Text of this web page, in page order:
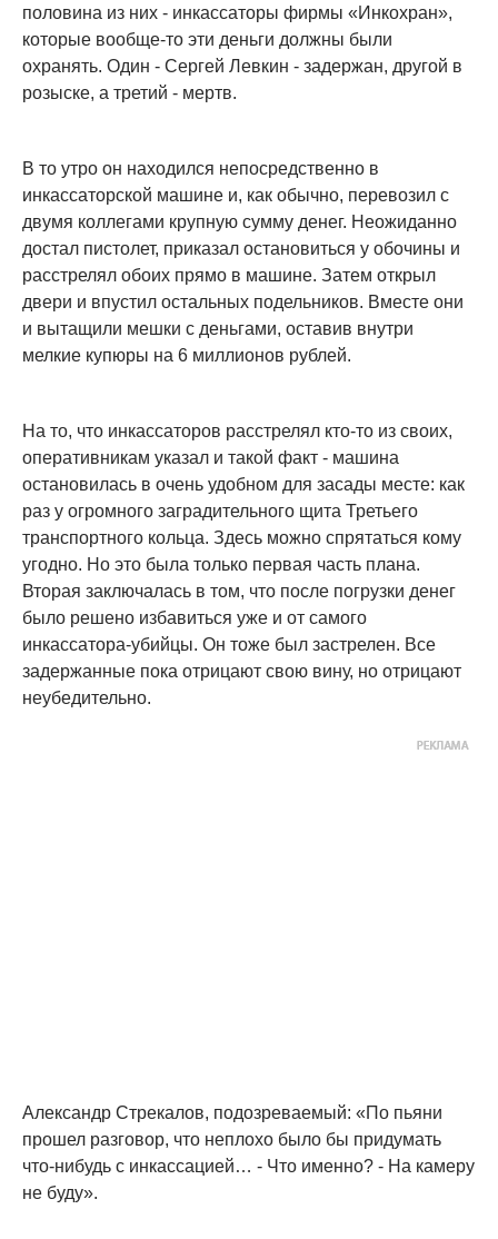
половина из них - инкассаторы фирмы «Инкохран»,
которые вообще-то эти деньги должны были
охранять. Один - Сергей Левкин - задержан, другой в
розыске, а третий - мертв.
В то утро он находился непосредственно в
инкассаторской машине и, как обычно, перевозил с
двумя коллегами крупную сумму денег. Неожиданно
достал пистолет, приказал остановиться у обочины и
расстрелял обоих прямо в машине. Затем открыл
двери и впустил остальных подельников. Вместе они
и вытащили мешки с деньгами, оставив внутри
мелкие купюры на 6 миллионов рублей.
На то, что инкассаторов расстрелял кто-то из своих,
оперативникам указал и такой факт - машина
остановилась в очень удобном для засады месте: как
раз у огромного заградительного щита Третьего
транспортного кольца. Здесь можно спрятаться кому
угодно. Но это была только первая часть плана.
Вторая заключалась в том, что после погрузки денег
было решено избавиться уже и от самого
инкассатора-убийцы. Он тоже был застрелен. Все
задержанные пока отрицают свою вину, но отрицают
неубедительно.
Александр Стрекалов, подозреваемый: «По пьяни
прошел разговор, что неплохо было бы придумать
что-нибудь с инкассацией… - Что именно? - На камеру
не буду».